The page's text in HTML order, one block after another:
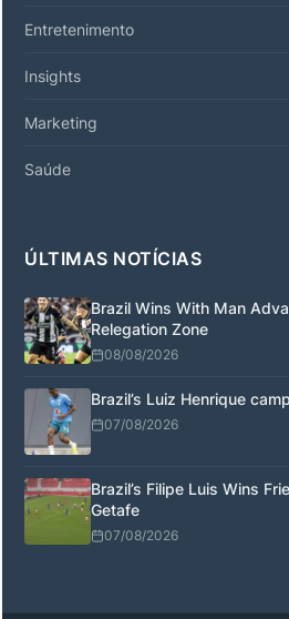
Entretenimento
Insights
Marketing
Saúde
ÚLTIMAS NOTÍCIAS
Brazil Wins With Man
Relegation Zone
08/08/2026
Brazil’s Luiz Henrique
07/08/2026
Brazil’s Filipe Luis Wins
Getafe
07/08/2026